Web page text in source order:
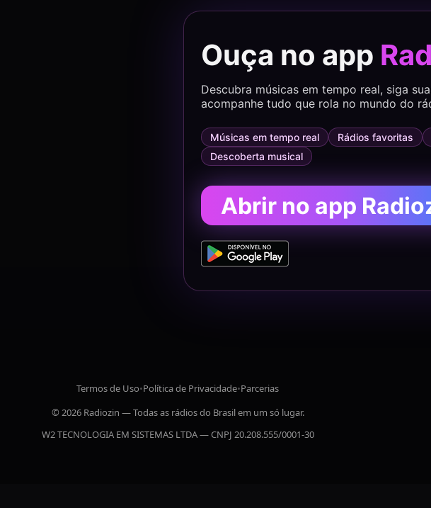
Ouça no app
Descubra músicas em tempo real, siga
acompanhe tudo que rola no mundo do
Músicas em tempo real Rádios favoritas
Descoberta musical
Abrir no app
Termos de Uso•Política de Privacidade•Parcerias
© 2026 Radiozin — Todas as rádios do Brasil em um só lugar.
W2 TECNOLOGIA EM SISTEMAS LTDA — CNPJ 20.208.555/0001-30